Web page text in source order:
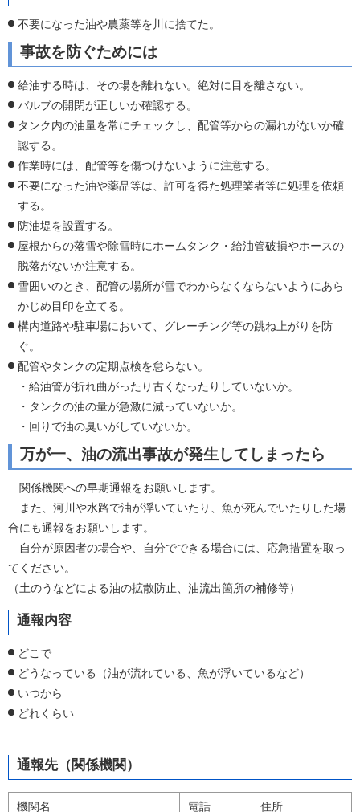
不要になった油や農薬等を川に捨てた。
事故を防ぐためには
給油する時は、その場を離れない。絶対に目を離さない。
バルブの開閉が正しいか確認する。
タンク内の油量を常にチェックし、配管等からの漏れがないか確
認する。
作業時には、配管等を傷つけないように注意する。
不要になった油や薬品等は、許可を得た処理業者等に処理を依頼
する。
防油堤を設置する。
屋根からの落雪や除雪時にホームタンク・給油管破損やホースの
脱落がないか注意する。
雪囲いのとき、配管の場所が雪でわからなくならないようにあら
かじめ目印を立てる。
構内道路や駐車場において、グレーチング等の跳ね上がりを防
ぐ。
配管やタンクの定期点検を怠らない。
・給油管が折れ曲がったり古くなったりしていないか。
・タンクの油の量が急激に減っていないか。
・回りで油の臭いがしていないか。
万が一、油の流出事故が発生してしまったら
関係機関への早期通報をお願いします。
また、河川や水路で油が浮いていたり、魚が死んでいたりした場
合にも通報をお願いします。
自分が原因者の場合や、自分でできる場合には、応急措置を取っ
てください。
（土のうなどによる油の拡散防止、油流出箇所の補修等）
通報内容
どこで
どうなっている（油が流れている、魚が浮いているなど）
いつから
どれくらい
通報先（関係機関）
機関名 電話 住所